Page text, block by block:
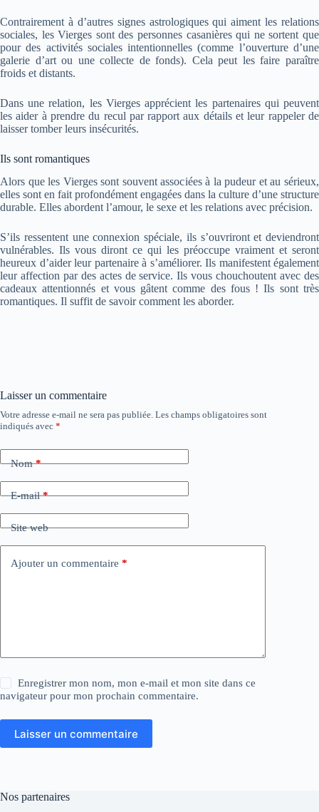
Contrairement à d’autres signes astrologiques qui aiment les relations
sociales, les Vierges sont des personnes casanières qui ne sortent que
pour des activités sociales intentionnelles (comme l’ouverture d’une
galerie d’art ou une collecte de fonds). Cela peut les faire paraître
froids et distants.
Dans une relation, les Vierges apprécient les partenaires qui peuvent
les aider à prendre du recul par rapport aux détails et leur rappeler de
laisser tomber leurs insécurités.
Ils sont romantiques
Alors que les Vierges sont souvent associées à la pudeur et au sérieux,
elles sont en fait profondément engagées dans la culture d’une structure
durable. Elles abordent l’amour, le sexe et les relations avec précision.
S’ils ressentent une connexion spéciale, ils s’ouvriront et deviendront
vulnérables. Ils vous diront ce qui les préoccupe vraiment et seront
heureux d’aider leur partenaire à s’améliorer. Ils manifestent également
leur affection par des actes de service. Ils vous chouchoutent avec des
cadeaux attentionnés et vous gâtent comme des fous ! Ils sont très
romantiques. Il suffit de savoir comment les aborder.
Laisser un commentaire
Votre adresse e-mail ne sera pas publiée. Les champs obligatoires sont
indiqués avec *
Nom*
E-mail*
Site web
Ajouter un commentaire *
Enregistrer mon nom, mon e-mail et mon site dans ce
navigateur pour mon prochain commentaire.
Laisser un commentaire
Nos partenaires